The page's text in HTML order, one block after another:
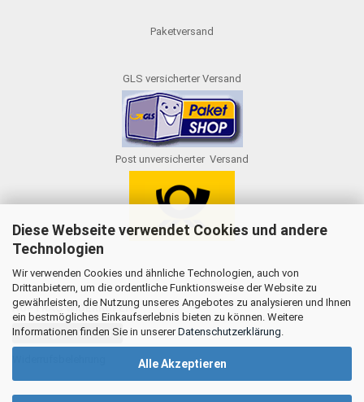
Diese Webseite verwendet Cookies und andere
Technologien
Wir verwenden Cookies und ähnliche Technologien, auch von
Drittanbietern, um die ordentliche Funktionsweise der Website zu
gewährleisten, die Nutzung unseres Angebotes zu analysieren und Ihnen
ein bestmögliches Einkaufserlebnis bieten zu können. Weitere
Informationen finden Sie in unsererDatenschutzerklärung
Alle Akzeptieren
Paketversand
GLS versicherter Versand
Post unversicherter Versand
AUFTRAG WIDERRUFEN
Vertrag widerrufen